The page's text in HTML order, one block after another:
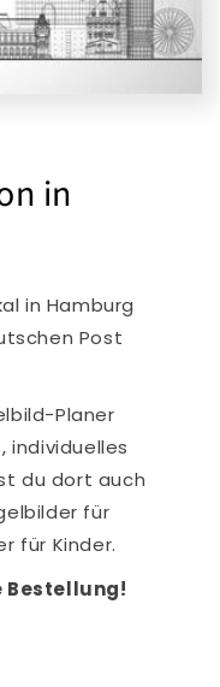
in
in Hamburg
Post
Planer
individuelles
du dort auch
für
für Kinder.
Bestellung!